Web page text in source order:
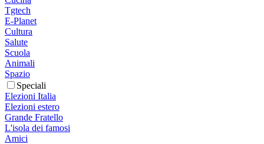
Tgtech
E-Planet
Cultura
Salute
Scuola
Animali
Spazio
Speciali
Elezioni Italia
Elezioni estero
Grande Fratello
L'isola dei famosi
Amici